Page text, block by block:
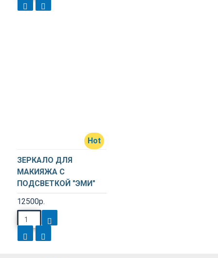
Hot
ЗЕРКАЛО ДЛЯ
МАКИЯЖА С
ПОДСВЕТКОЙ "ЭМИ"
12500р.